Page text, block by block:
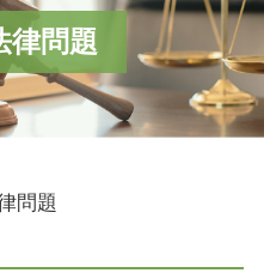
律問題
問題